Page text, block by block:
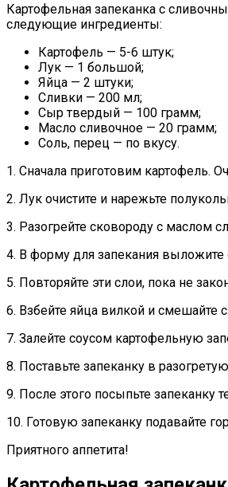
Картофельная запеканка с
следующие ингредиенты:
Картофель — 5-6 штук;
Лук — 1 большой;
Яйца — 2 штуки;
Сливки — 200 мл;
Сыр твердый — 100 грамм;
Масло сливочное — 20 грамм;
Соль, перец — по вкусу.
1. Сначала приготовим картофель.
2. Лук очистите и нарежьте
3. Разогрейте сковороду с маслом
4. В форму для запекания выложите
5. Повторяйте эти слои, пока не
6. Взбейте яйца вилкой и смешайте
7. Залейте соусом картофельную
8. Поставьте запеканку в
9. После этого посыпьте
10. Готовую запеканку подавайте
Приятного аппетита!